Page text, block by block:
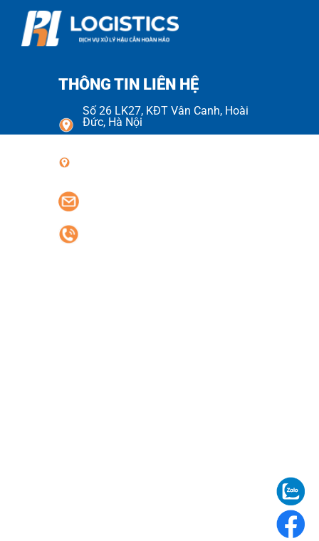
THÔNG TIN LIÊN HỆ
Số 26 LK27, KĐT Vân Canh, Hoài
Đức, Hà Nội